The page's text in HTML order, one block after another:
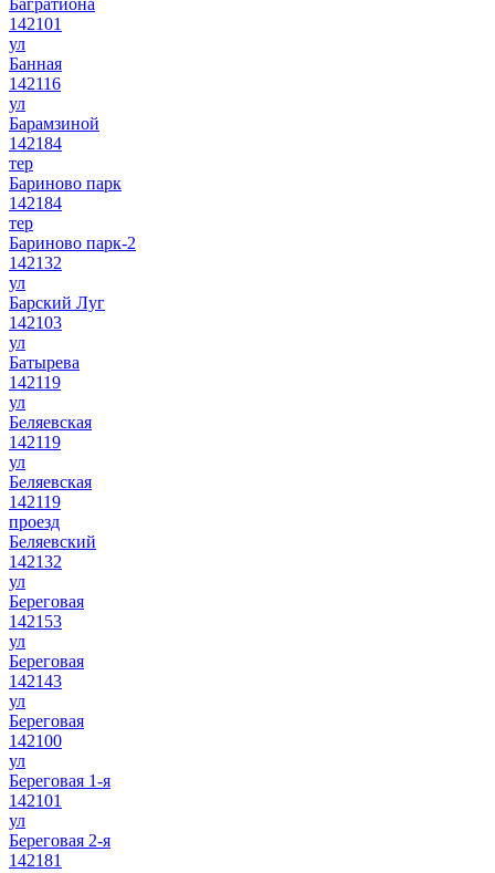
142101
ул
Банная
142116
ул
Барамзиной
142184
тер
Бариново парк
142184
тер
Бариново парк-2
142132
ул
Барский Луг
142103
ул
Батырева
142119
ул
Беляевская
142119
ул
Беляевская
142119
проезд
Беляевский
142132
ул
Береговая
142153
ул
Береговая
142143
ул
Береговая
142100
ул
Береговая 1-я
142101
ул
Береговая 2-я
142181